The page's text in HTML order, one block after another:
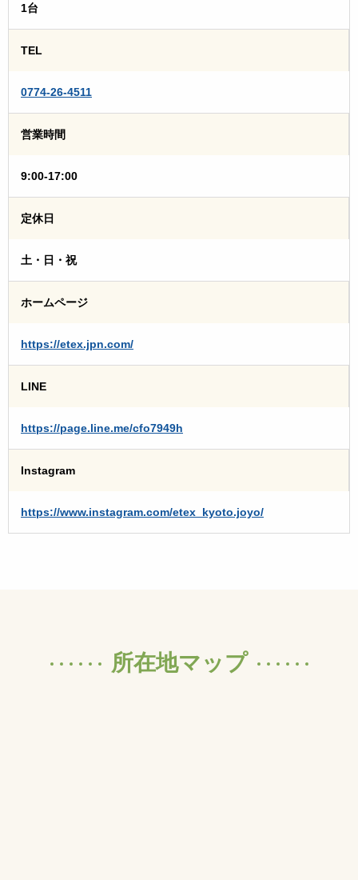
1台
TEL
0774-26-4511
営業時間
9:00-17:00
定休日
土・日・祝
ホームページ
https://etex.jpn.com/
LINE
https://page.line.me/cfo7949h
Instagram
https://www.instagram.com/etex_kyoto.joyo/
所在地マップ